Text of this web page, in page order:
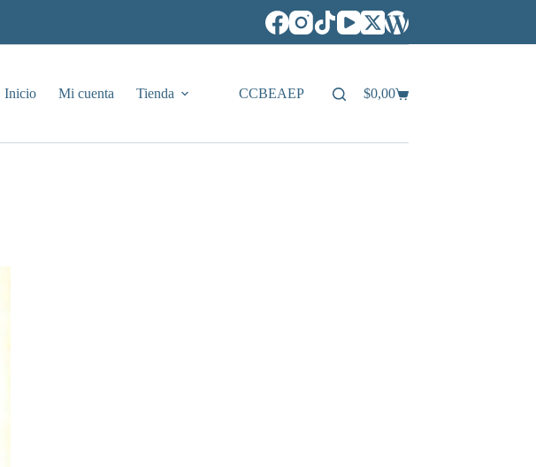
Inicio Mi cuenta Tienda CCBEAEP
Carro
$0,00